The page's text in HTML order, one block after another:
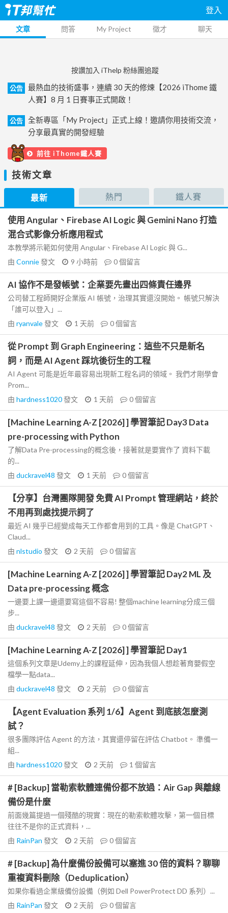
登入
文章 問答 My Project 徵才 聊天
按讚加入 iThelp 粉絲團追蹤
公告
最熱血的技術盛事，連續 30 天的修煉【2026 iThome 鐵
人賽】8 月 1 日賽事正式開啟！
公告
全新專區「My Project」正式上線！邀請你用技術交流，
分享最真實的開發經驗
前往 iThome鐵人賽
技術文章
最新 熱門 鐵人賽
使用 Angular、Firebase AI Logic 與 Gemini Nano 打造
混合式影像分析應用程式
本教學將示範如何使用 Angular、Firebase AI Logic 與 G...
由 Connie發文 9 小時前 0個留言
AI 協作不是發帳號：企業要先畫出四條責任邊界
公司替工程師開好企業版 AI 帳號，治理其實還沒開始。 帳號只解決
「誰可以登入」...
由 ryanvale發文 1 天前 0個留言
從 Prompt 到 Graph Engineering：這些不只是新名
詞，而是 AI Agent 踩坑後衍生的工程
AI Agent 可能是近年最容易出現新工程名詞的領域。 我們才剛學會
Prom...
由 hardness1020發文 1 天前 0個留言
[Machine Learning A-Z [2026] ] 學習筆記 Day3 Data
pre-processing with Python
了解Data Pre-processing的概念後，接著就是要實作了 資料下載
的...
由 duckravel48 發文 1 天前 0個留言
【分享】台灣團隊開發 免費 AI Prompt 管理網站，終於
不用再到處找提示詞了
最近 AI 幾乎已經變成每天工作都會用到的工具。像是 ChatGPT、
Claud...
由 nlstudio 發文 2 天前 0個留言
[Machine Learning A-Z [2026] ] 學習筆記 Day2 ML 及
Data pre-processing 概念
一邊要上課一邊還要寫這個不容易! 整個machine learning分成三個
步...
由 duckravel48 發文 2 天前 0個留言
[Machine Learning A-Z [2026] ] 學習筆記 Day1
這個系列文章是Udemy上的課程延伸，因為我個人想趁著育嬰假空
檔學一點data...
由 duckravel48 發文 2 天前 0個留言
【Agent Evaluation 系列 1/6】Agent 到底該怎麼測
試？
很多團隊評估 Agent 的方法，其實還停留在評估 Chatbot。 準備一
組...
由 hardness1020發文 2 天前 1 個留言
# [Backup] 當勒索軟體連備份都不放過：Air Gap 與離線
備份是什麼
前面幾篇提過一個殘酷的現實：現在的勒索軟體攻擊，第一個目標
往往不是你的正式資料，...
由 RainPan 發文 2 天前 0個留言
# [Backup] 為什麼備份設備可以塞進 30 倍的資料？聊聊
重複資料刪除（Deduplication）
如果你看過企業級備份設備（例如 Dell PowerProtect DD 系列）...
由 RainPan 發文 2 天前 0個留言